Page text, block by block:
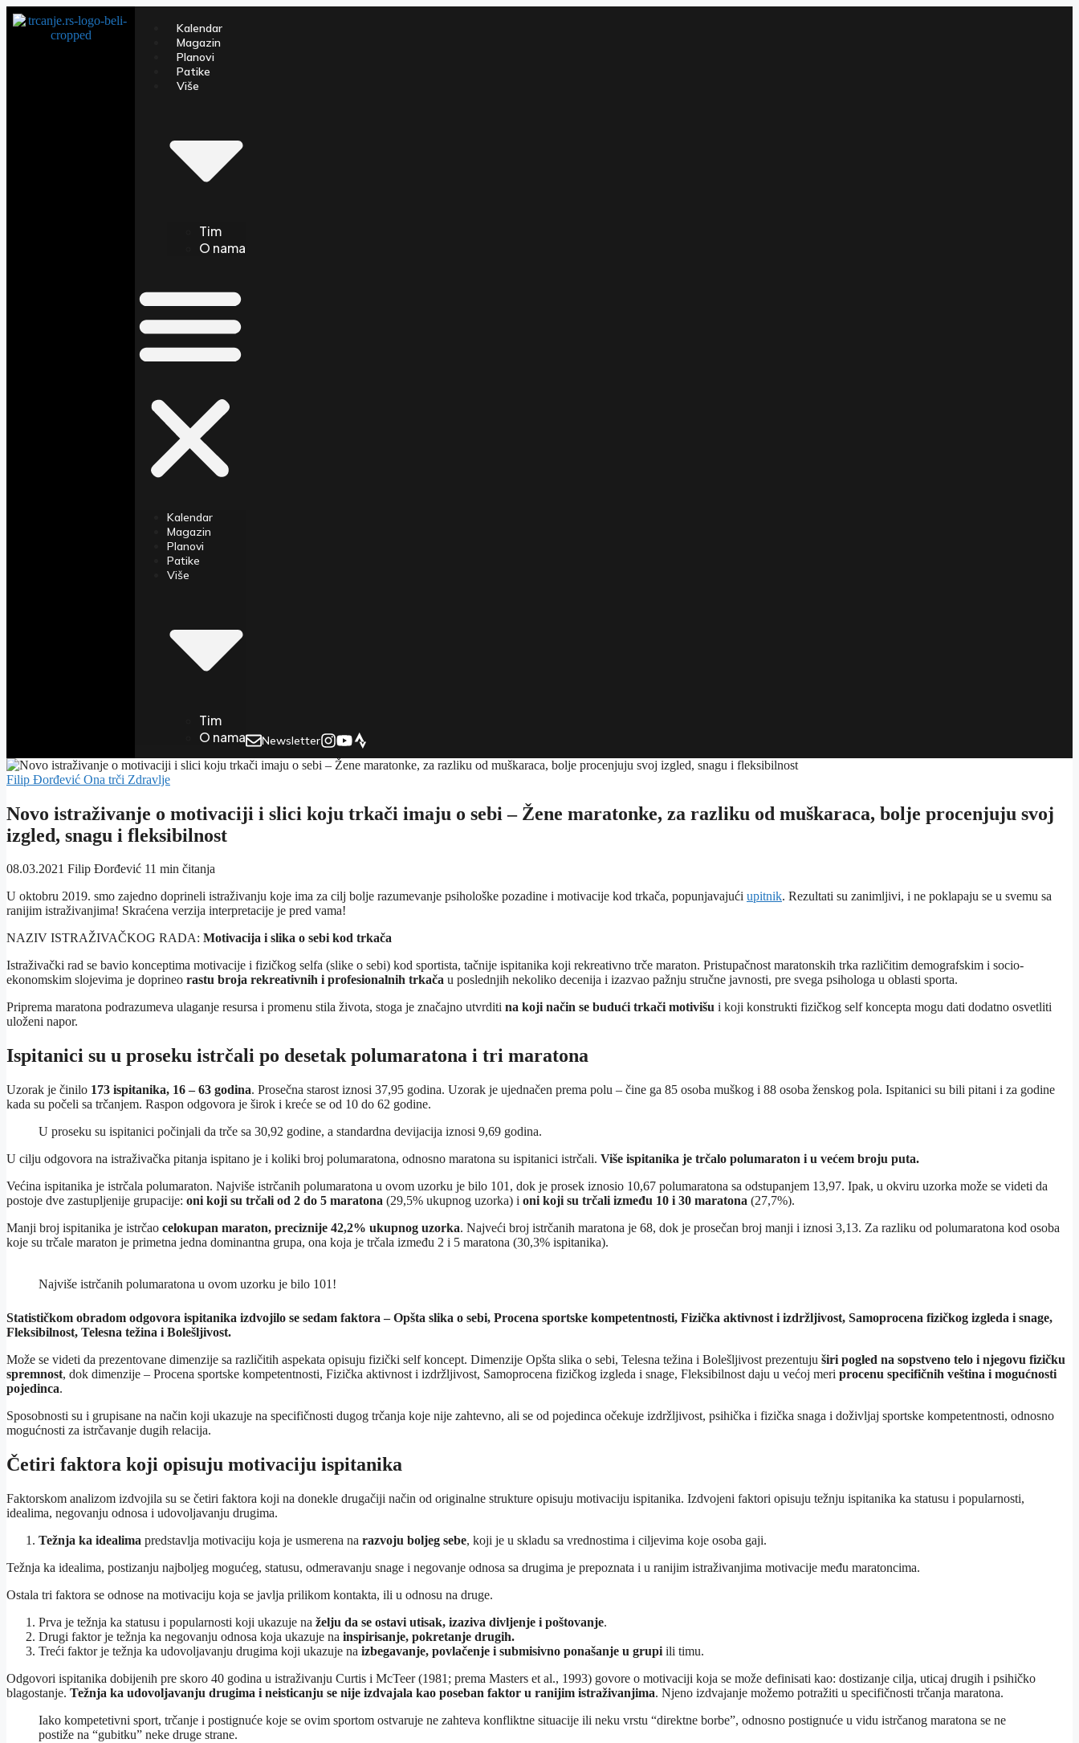
Kalendar
Magazin
Planovi
Patike
Više
Tim
O nama
Kalendar
Magazin
Planovi
Patike
Više
Tim
O nama
Newsletter
Filip Đorđević Ona trči Zdravlje
Novo istraživanje o motivaciji i slici koju trkači imaju o sebi – Žene maratonke, za razliku od muškaraca, bolje procenjuju svoj
izgled, snagu i fleksibilnost
08.03.2021 Filip Đorđević 11 min čitanja
U oktobru 2019. smo zajedno doprineli istraživanju koje ima za cilj bolje razumevanje psihološke pozadine i motivacije kod trkača, popunjavajući upitnik. Rezultati su zanimljivi, i ne poklapaju se u svemu sa
ranijim istraživanjima! Skraćena verzija interpretacije je pred vama!
NAZIV ISTRAŽIVAČKOG RADA: Motivacija i slika o sebi kod trkača
Istraživački rad se bavio konceptima motivacije i fizičkog selfa (slike o sebi) kod sportista, tačnije ispitanika koji rekreativno trče maraton. Pristupačnost maratonskih trka različitim demografskim i socio-
ekonomskim slojevima je doprineo rastu broja rekreativnih i profesionalnih trkača u poslednjih nekoliko decenija i izazvao pažnju stručne javnosti, pre svega psihologa u oblasti sporta.
Priprema maratona podrazumeva ulaganje resursa i promenu stila života, stoga je značajno utvrditi na koji način se budući trkači motivišu i koji konstrukti fizičkog self koncepta mogu dati dodatno osvetliti
uloženi napor.
Ispitanici su u proseku istrčali po desetak polumaratona i tri maratona
Uzorak je činilo 173 ispitanika, 16 – 63 godina. Prosečna starost iznosi 37,95 godina. Uzorak je ujednačen prema polu – čine ga 85 osoba muškog i 88 osoba ženskog pola. Ispitanici su bili pitani i za godine
kada su počeli sa trčanjem. Raspon odgovora je širok i kreće se od 10 do 62 godine.
U proseku su ispitanici počinjali da trče sa 30,92 godine, a standardna devijacija iznosi 9,69 godina.
U cilju odgovora na istraživačka pitanja ispitano je i koliki broj polumaratona, odnosno maratona su ispitanici istrčali. Više ispitanika je trčalo polumaraton i u većem broju puta.
Većina ispitanika je istrčala polumaraton. Najviše istrčanih polumaratona u ovom uzorku je bilo 101, dok je prosek iznosio 10,67 polumaratona sa odstupanjem 13,97. Ipak, u okviru uzorka može se videti da
postoje dve zastupljenije grupacije: oni koji su trčali od 2 do 5 maratona (29,5% ukupnog uzorka) i oni koji su trčali između 10 i 30 maratona (27,7%).
Manji broj ispitanika je istrčao celokupan maraton, preciznije 42,2% ukupnog uzorka. Najveći broj istrčanih maratona je 68, dok je prosečan broj manji i iznosi 3,13. Za razliku od polumaratona kod osoba
koje su trčale maraton je primetna jedna dominantna grupa, ona koja je trčala između 2 i 5 maratona (30,3% ispitanika).
Najviše istrčanih polumaratona u ovom uzorku je bilo 101!
Statističkom obradom odgovora ispitanika izdvojilo se sedam faktora – Opšta slika o sebi, Procena sportske kompetentnosti, Fizička aktivnost i izdržljivost, Samoprocena fizičkog izgleda i snage,
Fleksibilnost, Telesna težina i Bolešljivost.
Može se videti da prezentovane dimenzije sa različitih aspekata opisuju fizički self koncept. Dimenzije Opšta slika o sebi, Telesna težina i Bolešljivost prezentuju širi pogled na sopstveno telo i njegovu fizičku
spremnost, dok dimenzije – Procena sportske kompetentnosti, Fizička aktivnost i izdržljivost, Samoprocena fizičkog izgleda i snage, Fleksibilnost daju u većoj meri procenu specifičnih veština i mogućnosti
pojedinca.
Sposobnosti su i grupisane na način koji ukazuje na specifičnosti dugog trčanja koje nije zahtevno, ali se od pojedinca očekuje izdržljivost, psihička i fizička snaga i doživljaj sportske kompetentnosti, odnosno
mogućnosti za istrčavanje dugih relacija.
Četiri faktora koji opisuju motivaciju ispitanika
Faktorskom analizom izdvojila su se četiri faktora koji na donekle drugačiji način od originalne strukture opisuju motivaciju ispitanika. Izdvojeni faktori opisuju težnju ispitanika ka statusu i popularnosti,
idealima, negovanju odnosa i udovoljavanju drugima.
Težnja ka idealima predstavlja motivaciju koja je usmerena na razvoju boljeg sebe, koji je u skladu sa vrednostima i ciljevima koje osoba gaji.
Težnja ka idealima, postizanju najboljeg mogućeg, statusu, odmeravanju snage i negovanje odnosa sa drugima je prepoznata i u ranijim istraživanjima motivacije među maratoncima.
Ostala tri faktora se odnose na motivaciju koja se javlja prilikom kontakta, ili u odnosu na druge.
Prva je težnja ka statusu i popularnosti koji ukazuje na želju da se ostavi utisak, izaziva divljenje i poštovanje.
Drugi faktor je težnja ka negovanju odnosa koja ukazuje na inspirisanje, pokretanje drugih.
Treći faktor je težnja ka udovoljavanju drugima koji ukazuje na izbegavanje, povlačenje i submisivno ponašanje u grupi ili timu.
Odgovori ispitanika dobijenih pre skoro 40 godina u istraživanju Curtis i McTeer (1981; prema Masters et al., 1993) govore o motivaciji koja se može definisati kao: dostizanje cilja, uticaj drugih i psihičko
blagostanje. Težnja ka udovoljavanju drugima i neisticanju se nije izdvajala kao poseban faktor u ranijim istraživanjima. Njeno izdvajanje možemo potražiti u specifičnosti trčanja maratona.
Iako kompetetivni sport, trčanje i postignuće koje se ovim sportom ostvaruje ne zahteva konfliktne situacije ili neku vrstu “direktne borbe”, odnosno postignuće u vidu istrčanog maratona se ne
postiže na “gubitku” neke druge strane.